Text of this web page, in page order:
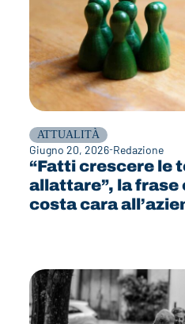
ATTUALITÀ
Giugno 20, 2026 Redazione
“Fatti crescere le
allattare”, la frase
costa cara